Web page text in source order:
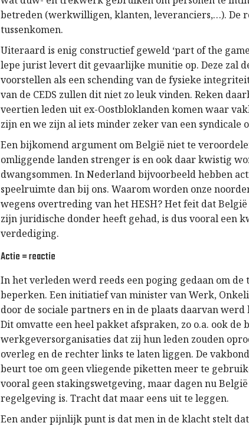
betreden (werkwilligen, klanten, leveranciers,…). De
tussenkomen.
Uiteraard is enig constructief geweld ‘part of the
lepe jurist levert dit gevaarlijke munitie op. Deze zal
voorstellen als een schending van de fysieke
van de CEDS zullen dit niet zo leuk vinden. Reken
veertien leden uit ex-Oostbloklanden komen waar
zijn en we zijn al iets minder zeker van een syndicale
Een bijkomend argument om België niet te
omliggende landen strenger is en ook daar kwistig
dwangsommen. In Nederland bijvoorbeeld hebben
speelruimte dan bij ons. Waarom worden onze
wegens overtreding van het HESH? Het feit dat
zijn juridische donder heeft gehad, is dus vooral een
verdediging.
Actie = reactie
In het verleden werd reeds een poging gedaan om de
beperken. Een initiatief van minister van Werk,
door de sociale partners en in de plaats daarvan werd
Dit omvatte een heel pakket afspraken, zo o.a. ook de
werkgeversorganisaties dat zij hun leden zouden
overleg en de rechter links te laten liggen. De
beurt toe om geen vliegende piketten meer te
vooral geen stakingswetgeving, maar dagen nu
regelgeving is. Tracht dat maar eens uit te leggen.
Een ander pijnlijk punt is dat men in de klacht stelt